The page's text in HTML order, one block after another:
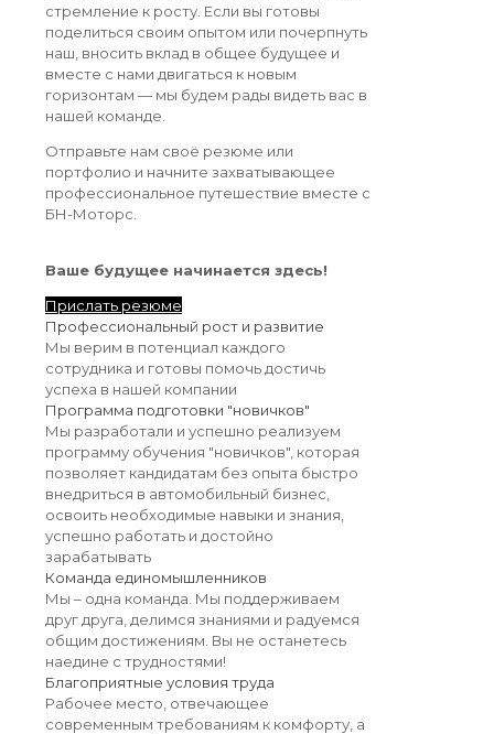
стремление к росту. Если вы готовы
поделиться своим опытом или почерпнуть
наш, вносить вклад в общее будущее и
вместе с нами двигаться к новым
горизонтам — мы будем рады видеть вас в
нашей команде.
Отправьте нам своё резюме или
портфолио и начните захватывающее
профессиональное путешествие вместе с
БН-Моторс.
Ваше будущее начинается здесь!
Прислать резюме
Профессиональный рост и развитие
Мы верим в потенциал каждого
сотрудника и готовы помочь достичь
успеха в нашей компании
Программа подготовки "новичков"
Мы разработали и успешно реализуем
программу обучения "новичков", которая
позволяет кандидатам без опыта быстро
внедриться в автомобильный бизнес,
освоить необходимые навыки и знания,
успешно работать и достойно
зарабатывать
Команда единомышленников
Мы – одна команда. Мы поддерживаем
друг друга, делимся знаниями и радуемся
общим достижениям. Вы не останетесь
наедине с трудностями!
Благоприятные условия труда
Рабочее место, отвечающее
современным требованиям к комфорту, а